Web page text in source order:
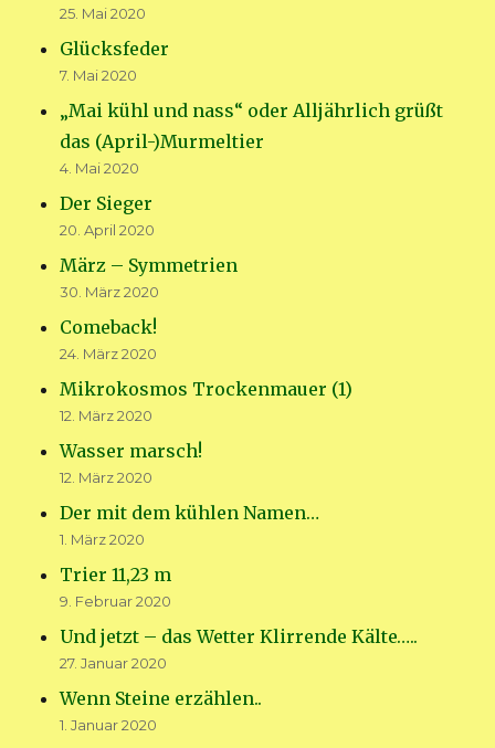
25. Mai 2020
Glücksfeder
7. Mai 2020
„Mai kühl und nass“ oder Alljährlich grüßt
das (April-)Murmeltier
4. Mai 2020
Der Sieger
20. April 2020
März – Symmetrien
30. März 2020
Comeback!
24. März 2020
Mikrokosmos Trockenmauer (1)
12. März 2020
Wasser marsch!
12. März 2020
Der mit dem kühlen Namen…
1. März 2020
Trier 11,23 m
9. Februar 2020
Und jetzt – das Wetter Klirrende Kälte…..
27. Januar 2020
Wenn Steine erzählen..
1. Januar 2020